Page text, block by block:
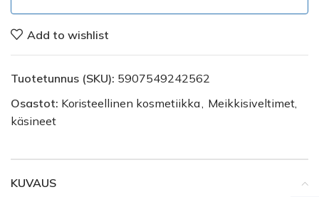
Add to wishlist
Tuotetunnus (SKU): 5907549242562
Osastot: Koristeellinen kosmetiikka, Meikkisiveltimet,
käsineet
KUVAUS